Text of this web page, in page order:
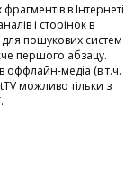
в Інтернеті
і сторінок в
пошукових систем
першого абзацу.
оффлайн-медіа (в т.ч.
можливо тільки з